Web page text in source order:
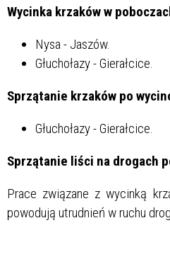
Wycinka krzaków w
Nysa - Jaszów.
Głuchołazy - Gierałcice.
Sprzątanie krzaków po
Głuchołazy - Gierałcice.
Sprzątanie liści na drogach
Prace związane z wycinką
powodują utrudnień w ruchu